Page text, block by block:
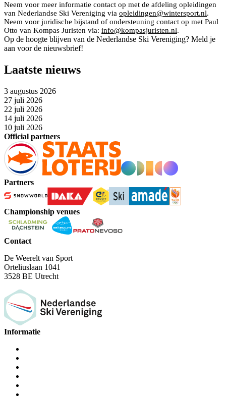
Neem voor meer informatie contact op met de afdeling opleidingen
van Nederlandse Ski Vereniging via opleidingen@wintersport.nl.
Neem voor juridische bijstand of ondersteuning contact op met Paul
Otto van Kompas Juristen via: info@kompasjuristen.nl.
Op de hoogte blijven van de Nederlandse Ski Vereniging? Meld je
aan voor de nieuwsbrief!
Laatste nieuws
3 augustus 2026
27 juli 2026
22 juli 2026
14 juli 2026
10 juli 2026
Official partners
Partners
Championship venues
Contact
De Weerelt van Sport
Orteliuslaan 1041
3528 BE Utrecht
Informatie